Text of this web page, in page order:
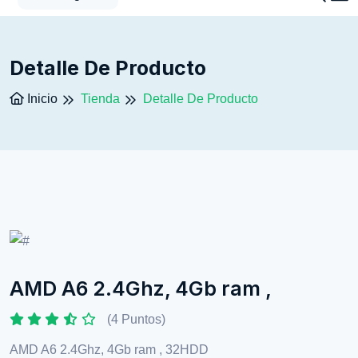
Detalle De Producto
Inicio Tienda Detalle De Producto
AMD A6 2.4Ghz, 4Gb ram ,
(4 Puntos)
AMD A6 2.4Ghz, 4Gb ram , 32HDD